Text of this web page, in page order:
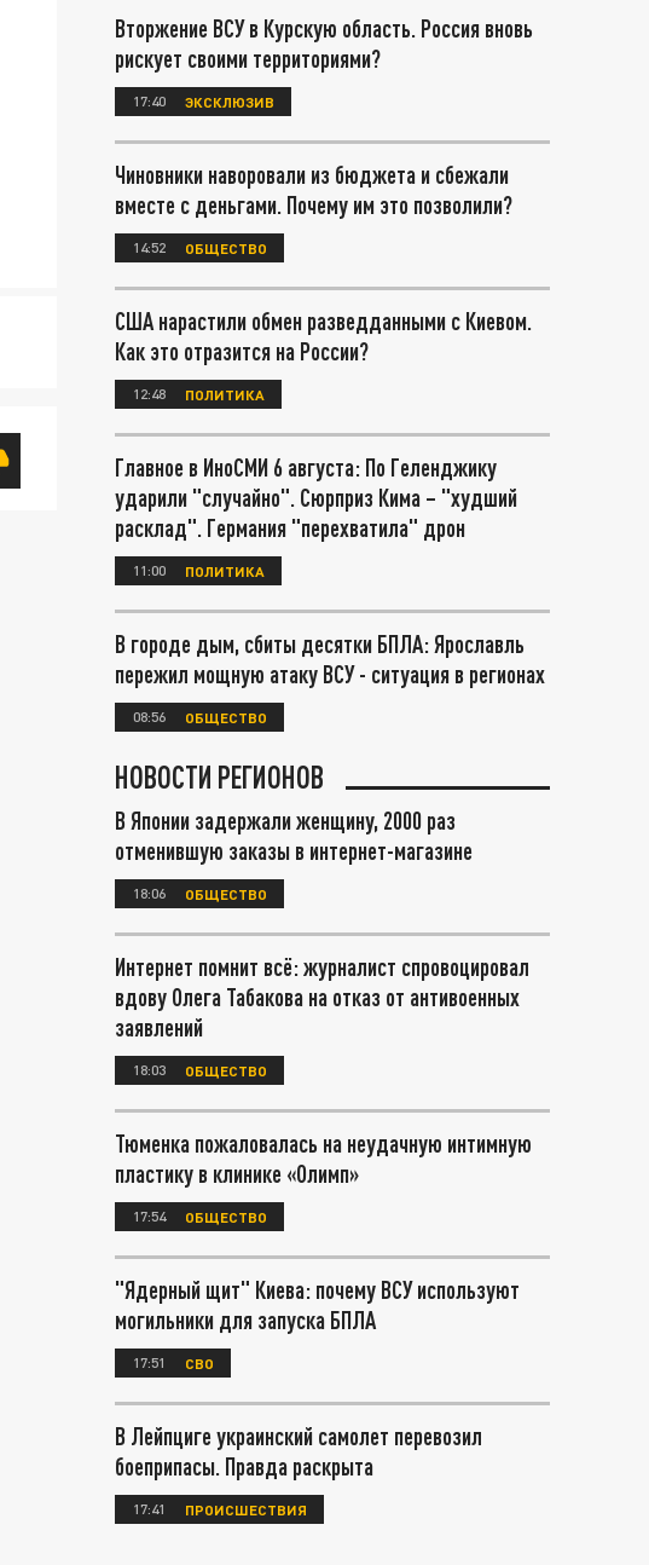
Вторжение ВСУ в Курскую область. Россия вновь
рискует своими территориями?
17:40 ЭКСКЛЮЗИВ
Чиновники наворовали из бюджета и сбежали
вместе с деньгами. Почему им это позволили?
14:52 ОБЩЕСТВО
США нарастили обмен разведданными с Киевом.
Как это отразится на России?
12:48 ПОЛИТИКА
Главное в ИноСМИ 6 августа: По Геленджику
ударили "случайно". Сюрприз Кима – "худший
расклад". Германия "перехватила" дрон
11:00 ПОЛИТИКА
В городе дым, сбиты десятки БПЛА: Ярославль
пережил мощную атаку ВСУ - ситуация в регионах
08:56 ОБЩЕСТВО
НОВОСТИ РЕГИОНОВ
В Японии задержали женщину, 2000 раз
отменившую заказы в интернет-магазине
18:06 ОБЩЕСТВО
Интернет помнит всё: журналист спровоцировал
вдову Олега Табакова на отказ от антивоенных
заявлений
18:03 ОБЩЕСТВО
Тюменка пожаловалась на неудачную интимную
пластику в клинике «Олимп»
17:54 ОБЩЕСТВО
"Ядерный щит" Киева: почему ВСУ используют
могильники для запуска БПЛА
17:51 СВО
В Лейпциге украинский самолет перевозил
боеприпасы. Правда раскрыта
17:41 ПРОИСШЕСТВИЯ